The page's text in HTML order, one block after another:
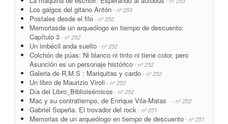
Los galgos del gitano Antón - nº 253
Postales desde el filo - nº 252
Memoriasde un arqueólogo en tiempo de descuento:
Capítulo 3 - nº 252
Un imbécil anda suelto - nº 252
Colchón de púas: Ni blanco ni tinto ni tiene color, pero
Asunción es un personaje histórico - nº 252
Galeria de R.M.S : Mariquitas y cardo - nº 252
Un libro de Maurizio Viroli - nº 252
Día del Libro_Biblioisémicos - nº 252
Mac y su contratiempo, de Enrique Vila-Matas - nº 252
Gabriel Sopeña. El trovador del rock - nº 251
Memorias de un arqueólogo en tiempo de descuento - nº 251